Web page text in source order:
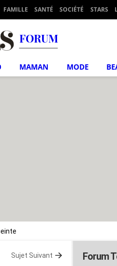
FAMILLE SANTÉ SOCIÉTÉ STARS
FORUM
MAMAN MODE
Sujet Suivant Forum